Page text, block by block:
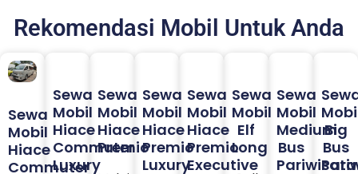
Rekomendasi Mobil Untuk Anda
Sewa
Mobil
Hiace
Commuter
Sewa
Mobil
Hiace
Commuter
Luxury
Sewa
Mobil
Hiace
Premio
Sewa
Mobil
Hiace
Premio
Luxury
Sewa
Mobil
Hiace
Premio
Executive
Sewa
Mobil
Elf
Long
Sewa
Mobil
Medium
Bus
Pariwisata
Big
Bus